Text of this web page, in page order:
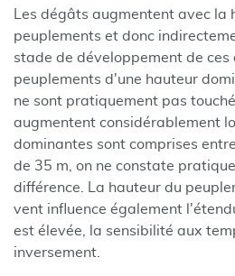
Les dégâts augmentent avec la
peuplements et donc
stade de développement de ces
peuplements d'une hauteur
ne sont pratiquement pas
augmentent considérablement
dominantes sont comprises
de 35 m, on ne constate
différence. La hauteur du
vent influence également
est élevée, la sensibilité aux
inversement.